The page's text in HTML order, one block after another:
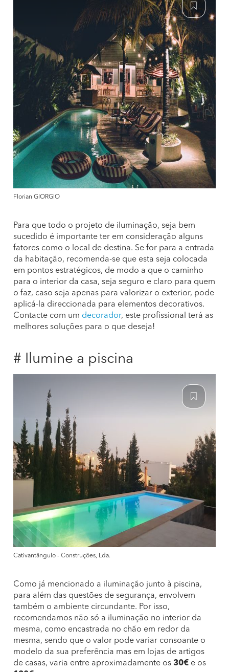
Florian GIORGIO
Para que todo o projeto de iluminação, seja bem
sucedido é importante ter em consideração alguns
fatores como o local de destina. Se for para a entrada
da habitação, recomenda-se que esta seja colocada
em pontos estratégicos, de modo a que o caminho
para o interior da casa, seja seguro e claro para quem
o faz, caso seja apenas para valorizar o exterior, pode
aplicá-la direccionada para elementos decorativos.
Contacte com um decorador, este profissional terá as
melhores soluções para o que deseja!
# Ilumine a piscina
Cativantângulo - Construções, Lda.
Como já mencionado a iluminação junto à piscina,
para além das questões de segurança, envolvem
também o ambiente circundante. Por isso,
recomendamos não só a iluminação no interior da
mesma, como encastrada no chão em redor da
mesma, sendo que o valor pode variar consoante o
modelo da sua preferência mas em lojas de artigos
de casas, varia entre aproximadamente os 30€ e os